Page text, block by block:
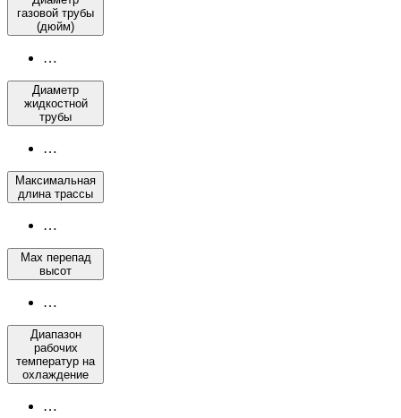
газовой трубы
(дюйм)
…
Диаметр
жидкостной
трубы
…
Максимальная
длина трассы
…
Max перепад
высот
…
Диапазон
рабочих
температур на
охлаждение
…